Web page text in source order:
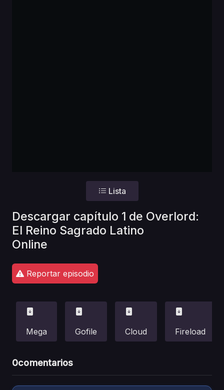
Lista
Descargar capítulo 1 de Overlord:
El Reino Sagrado Latino
Online
Reportar episodio
Mega Gofile Cloud Fireload
0comentarios